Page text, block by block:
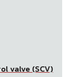
valve (SCV)